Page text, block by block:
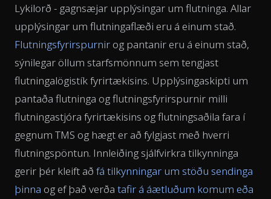
Lykilorð - gagnsæjar upplýsingar um flutninga. Allar
upplýsingar um flutningaflæði eru á einum stað.
Flutningsfyrirspurnir og pantanir eru á einum stað,
sýnilegar öllum starfsmönnum sem tengjast
flutningalögistík fyrirtækisins. Upplýsingaskipti um
pantaða flutninga og flutningsfyrirspurnir milli
flutningastjóra fyrirtækisins og flutningsaðila fara í
gegnum TMS og hægt er að fylgjast með hverri
flutningspöntun. Innleiðing sjálfvirkra tilkynninga
gerir þér kleift að fá tilkynningar um stöðu sendinga
þinna og ef það verða tafir á áætluðum komum eða